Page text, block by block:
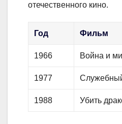
отечественного кино.
Год Фильм
1966 Война и
1977
1988 Убить